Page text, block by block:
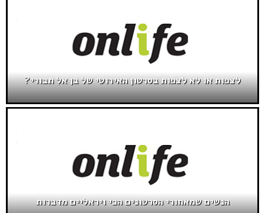
לצפות או לא לצפות בסרטון האירוטי של בן אל תבורי?
הנשים שמאחורי הסרטונים הכי ויראליים מדברות